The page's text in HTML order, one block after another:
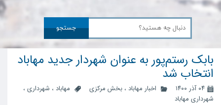
جستجو
بابک رستم‌پور به عنوان شهردار جدید مهاباد
انتخاب شد
۰۴ آذر ۱۴۰۰ اخبار مهاباد ، بخش مرکزی مهاباد ، شهرداری ،
شهرداری مهاباد